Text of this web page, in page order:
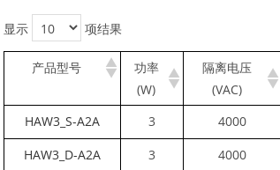
显示 项结果
产品型号
功率
(W)
隔离电压
(VAC)
HAW3_S-A2A 3 4000
HAW3_D-A2A
3 4000